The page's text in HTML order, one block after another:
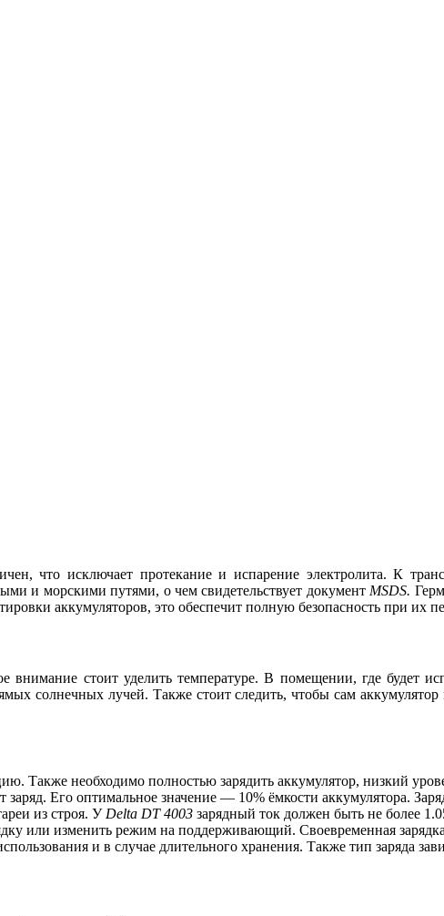
что исключает протекание и испарение электролита. К
и морскими путями, о чем свидетельствует документ MSDS.
аккумуляторов, это обеспечит полную безопасность при их
стоит уделить температуре. В помещении, где будет
солнечных лучей. Также стоит следить, чтобы сам аккумулятор
необходимо полностью зарядить аккумулятор, низкий
Его оптимальное значение — 10% ёмкости аккумулятора.
из строя. УDelta DT 4003 зарядный ток должен быть не более
или изменить режим на поддерживающий. Своевременная
и в случае длительного хранения. Также тип заряда